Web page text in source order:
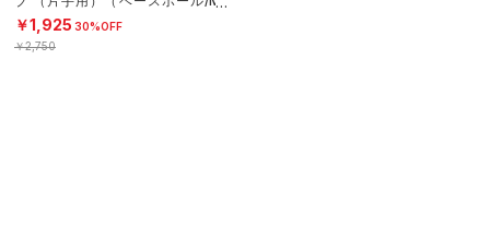
N）
￥1,925 30%OFF
￥2,750